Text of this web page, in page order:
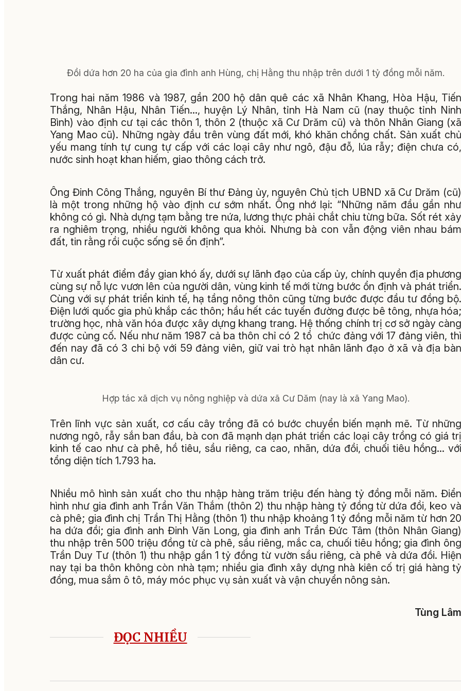
Đồi dứa hơn 20 ha của gia đình anh Hùng, chị Hằng thu nhập trên dưới 1 tỷ đồng mỗi năm.
Trong hai năm 1986 và 1987, gần 200 hộ dân quê các xã Nhân Khang, Hòa Hậu, Tiến
Thắng, Nhân Hậu, Nhân Tiến…, huyện Lý Nhân, tỉnh Hà Nam cũ (nay thuộc tỉnh Ninh
Bình) vào định cư tại các thôn 1, thôn 2 (thuộc xã Cư Drăm cũ) và thôn Nhân Giang (xã
Yang Mao cũ). Những ngày đầu trên vùng đất mới, khó khăn chồng chất. Sản xuất chủ
yếu mang tính tự cung tự cấp với các loại cây như ngô, đậu đỗ, lúa rẫy; điện chưa có,
nước sinh hoạt khan hiếm, giao thông cách trở.
Ông Đinh Công Thắng, nguyên Bí thư Đảng ủy, nguyên Chủ tịch UBND xã Cư Drăm (cũ)
là một trong những hộ vào định cư sớm nhất. Ông nhớ lại: “Những năm đầu gần như
không có gì. Nhà dựng tạm bằng tre nứa, lương thực phải chắt chiu từng bữa. Sốt rét xảy
ra nghiêm trọng, nhiều người không qua khỏi. Nhưng bà con vẫn động viên nhau bám
đất, tin rằng rồi cuộc sống sẽ ổn định”.
Từ xuất phát điểm đầy gian khó ấy, dưới sự lãnh đạo của cấp ủy, chính quyền địa phương
cùng sự nỗ lực vươn lên của người dân, vùng kinh tế mới từng bước ổn định và phát triển.
Cùng với sự phát triển kinh tế, hạ tầng nông thôn cũng từng bước được đầu tư đồng bộ.
Điện lưới quốc gia phủ khắp các thôn; hầu hết các tuyến đường được bê tông, nhựa hóa;
trường học, nhà văn hóa được xây dựng khang trang. Hệ thống chính trị cơ sở ngày càng
được củng cố. Nếu như năm 1987 cả ba thôn chỉ có 2 tổ chức đảng với 17 đảng viên, thì
đến nay đã có 3 chi bộ với 59 đảng viên, giữ vai trò hạt nhân lãnh đạo ở xã và địa bàn
dân cư.
Hợp tác xã dịch vụ nông nghiệp và dứa xã Cư Dăm (nay là xã Yang Mao).
Trên lĩnh vực sản xuất, cơ cấu cây trồng đã có bước chuyển biến mạnh mẽ. Từ những
nương ngô, rẫy sắn ban đầu, bà con đã mạnh dạn phát triển các loại cây trồng có giá trị
kinh tế cao như cà phê, hồ tiêu, sầu riêng, ca cao, nhãn, dứa đồi, chuối tiêu hồng… với
tổng diện tích 1.793 ha.
Nhiều mô hình sản xuất cho thu nhập hàng trăm triệu đến hàng tỷ đồng mỗi năm. Điển
hình như gia đình anh Trần Văn Thắm (thôn 2) thu nhập hàng tỷ đồng từ dứa đồi, keo và
cà phê; gia đình chị Trần Thị Hằng (thôn 1) thu nhập khoảng 1 tỷ đồng mỗi năm từ hơn 20
ha dứa đồi; gia đình anh Đinh Văn Long, gia đình anh Trần Đức Tâm (thôn Nhân Giang)
thu nhập trên 500 triệu đồng từ cà phê, sầu riêng, mắc ca, chuối tiêu hồng; gia đình ông
Trần Duy Tư (thôn 1) thu nhập gần 1 tỷ đồng từ vườn sầu riêng, cà phê và dứa đồi. Hiện
nay tại ba thôn không còn nhà tạm; nhiều gia đình xây dựng nhà kiên cố trị giá hàng tỷ
đồng, mua sắm ô tô, máy móc phục vụ sản xuất và vận chuyển nông sản.
Tùng Lâm
ĐỌC NHIỀU